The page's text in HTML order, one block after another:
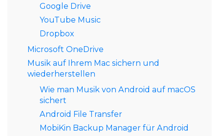
Google Drive
YouTube Music
Dropbox
Microsoft OneDrive
Musik auf Ihrem Mac sichern und
wiederherstellen
Wie man Musik von Android auf macOS
sichert
Android File Transfer
MobiKin Backup Manager für Android